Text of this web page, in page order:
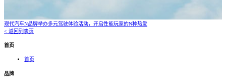
现代汽车N品牌举办多元驾驶体验活动，开启性能玩家的N种热爱
< 返回列表页
首页
首页
品牌